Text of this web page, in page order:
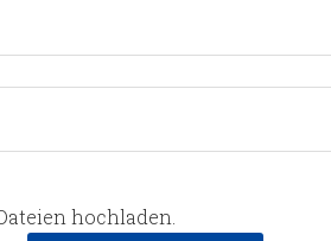
hochladen.